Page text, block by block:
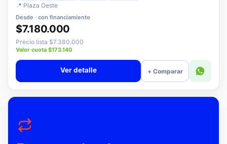
2021 58.838 km
📍 Plaza Oeste
Desde · con financiamiento
$7.180.000
Precio lista $7.380.000
Valor cuota $173.140
+ Comparar